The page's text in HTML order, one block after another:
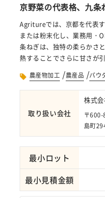
京野菜の代表格、九
Agritureでは、京都を代表
または粉末化し、業務用・
条ねぎは、独特の柔らかさ
熱することでさらに甘さが
農産物加工 /農産品 /パウ
取り扱い会社
株式
〒
島町
最小ロット
最小見積金額